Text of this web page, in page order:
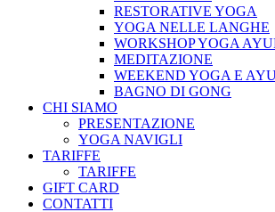
RESTORATIVE YOGA
YOGA NELLE LANGHE
WORKSHOP YOGA
MEDITAZIONE
WEEKEND YOGA E
BAGNO DI GONG
CHI SIAMO
PRESENTAZIONE
YOGA NAVIGLI
TARIFFE
TARIFFE
GIFT CARD
CONTATTI